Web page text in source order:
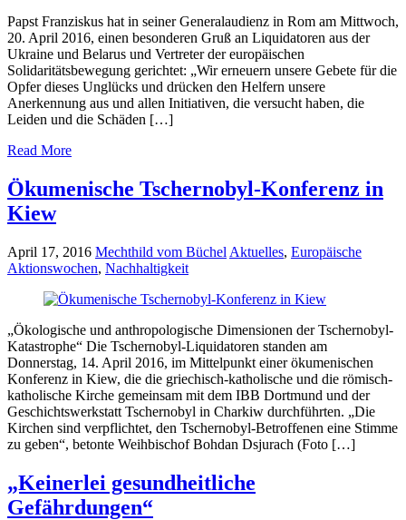
Papst Franziskus hat in seiner Generalaudienz in Rom am Mittwoch,
20. April 2016, einen besonderen Gruß an Liquidatoren aus der
Ukraine und Belarus und Vertreter der europäischen
Solidaritätsbewegung gerichtet: „Wir erneuern unsere Gebete für die
Opfer dieses Unglücks und drücken den Helfern unsere
Anerkennung aus und allen Initiativen, die versucht haben, die
Leiden und die Schäden […]
Read More
Ökumenische Tschernobyl-Konferenz in
Kiew
April 17, 2016 Mechthild vom Büchel Aktuelles, Europäische
Aktionswochen, Nachhaltigkeit
„Ökologische und anthropologische Dimensionen der Tschernobyl-
Katastrophe“ Die Tschernobyl-Liquidatoren standen am
Donnerstag, 14. April 2016, im Mittelpunkt einer ökumenischen
Konferenz in Kiew, die die griechisch-katholische und die römisch-
katholische Kirche gemeinsam mit dem IBB Dortmund und der
Geschichtswerkstatt Tschernobyl in Charkiw durchführten. „Die
Kirchen sind verpflichtet, den Tschernobyl-Betroffenen eine Stimme
zu geben“, betonte Weihbischof Bohdan Dsjurach (Foto […]
„Keinerlei gesundheitliche
Gefährdungen“